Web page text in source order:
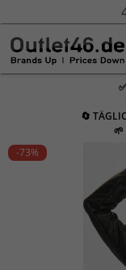
🔄
🌱
-73%